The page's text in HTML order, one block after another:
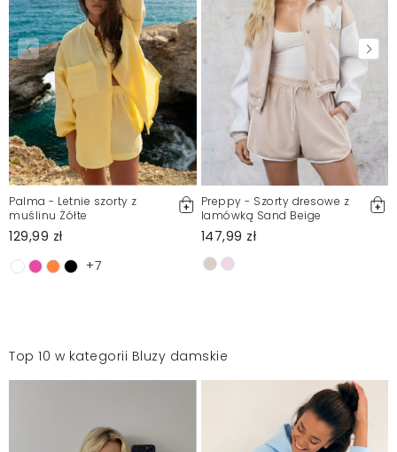
Palma - Letnie szorty z
muślinu Żółte
129,99 zł
+7
Preppy - Szorty dresowe z
lamówką Sand Beige
147,99 zł
Top 10 w kategorii Bluzy damskie